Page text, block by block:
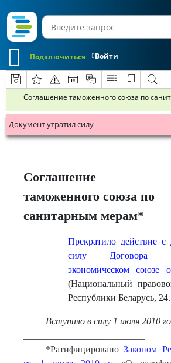
Войти
Подключиться
Соглашение таможенного союза по
Документ утратил силу
Соглашение
таможенного союза по
санитарным мерам*
Прекратило действие
силу Договора
экономическом
(Национальный
Республики Беларусь,
Вступило в силу 1 июля 2010
*РатифицированоЗаконом